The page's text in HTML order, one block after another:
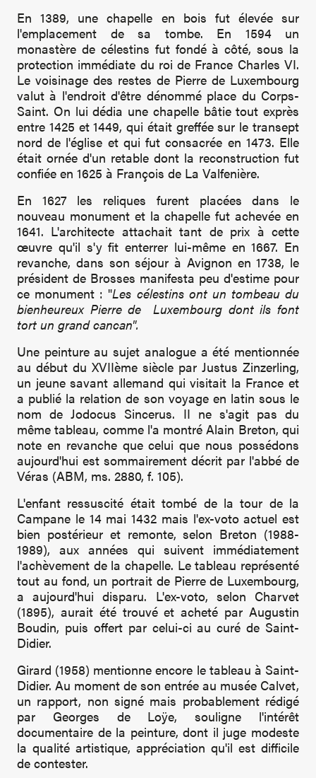
En 1389, une chapelle en bois fut élevée sur
l'emplacement de sa tombe. En 1594 un
monastère de célestins fut fondé à côté, sous la
protection immédiate du roi de France Charles VI.
Le voisinage des restes de Pierre de Luxembourg
valut à l'endroit d'être dénommé place du Corps-
Saint. On lui dédia une chapelle bâtie tout exprès
entre 1425 et 1449, qui était greffée sur le transept
nord de l'église et qui fut consacrée en 1473. Elle
était ornée d'un retable dont la reconstruction fut
confiée en 1625 à François de La Valfenière.
En 1627 les reliques furent placées dans le
nouveau monument et la chapelle fut achevée en
1641. L'architecte attachait tant de prix à cette
œuvre qu'il s'y fit enterrer lui-même en 1667. En
revanche, dans son séjour à Avignon en 1738, le
président de Brosses manifesta peu d'estime pour
ce monument : "Les célestins ont un tombeau du
bienheureux Pierre de Luxembourg dont ils font
tort un grand cancan".
Une peinture au sujet analogue a été mentionnée
au début du XVIIème siècle par Justus Zinzerling,
un jeune savant allemand qui visitait la France et
a publié la relation de son voyage en latin sous le
nom de Jodocus Sincerus. II ne s'agit pas du
même tableau, comme l'a montré Alain Breton, qui
note en revanche que celui que nous possédons
aujourd'hui est sommairement décrit par l'abbé de
Véras (ABM, ms. 2880, f. 105).
L'enfant ressuscité était tombé de la tour de la
Campane le 14 mai 1432 mais l'ex-voto actuel est
bien postérieur et remonte, selon Breton (1988-
1989), aux années qui suivent immédiatement
l'achèvement de la chapelle. Le tableau représenté
tout au fond, un portrait de Pierre de Luxembourg,
a aujourd'hui disparu. L'ex-voto, selon Charvet
(1895), aurait été trouvé et acheté par Augustin
Boudin, puis offert par celui-ci au curé de Saint-
Didier.
Girard (1958) mentionne encore le tableau à Saint-
Didier. Au moment de son entrée au musée Calvet,
un rapport, non signé mais probablement rédigé
par Georges de Loÿe, souligne l'intérêt
documentaire de la peinture, dont il juge modeste
la qualité artistique, appréciation qu'il est difficile
de contester.